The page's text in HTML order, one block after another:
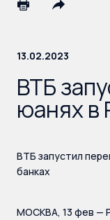
13.02.2023
ВТБ
юанях в
ВТБ запустил
банках
МОСКВА, 13 фев —